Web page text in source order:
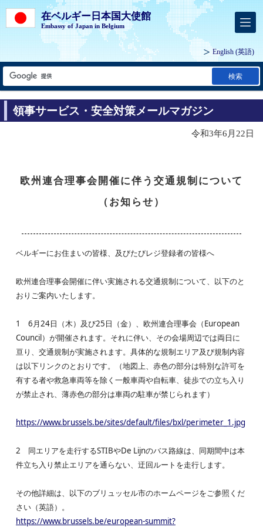
在ベルギー日本国大使館
Embassy of Japan in Belgium
English (英語)
検索
領事サービス・安全対策メールマガジン
令和3年6月22日
欧州連合理事会開催に伴う交通規制について
（お知らせ）
ベルギーにお住まいの皆様、及びたびレジ登録者の皆様へ
欧州連合理事会開催に伴い実施される交通規制について、以下のと
おりご案内いたします。
1 6月24日（木）及び25日（金）、欧州連合理事会（European
Council）が開催されます。それに伴い、その会場周辺では両日に
亘り、交通規制が実施されます。具体的な規制エリア及び規制内容
は以下リンクのとおりです。（地図上、赤色の部分は特別な許可を
有する者や救急車両等を除く一般車両や自転車、徒歩での立ち入り
が禁止され、薄赤色の部分は車両の駐車が禁じられます）
https://www.brussels.be/sites/default/files/bxl/perimeter_1.jpg
2 同エリアを走行するSTIBやDe Lijnのバス路線は、同期間中は本
件立ち入り禁止エリアを通らない、迂回ルートを走行します。
その他詳細は、以下のブリュッセル市のホームページをご参照くだ
さい（英語）。
https://www.brussels.be/european-summit?